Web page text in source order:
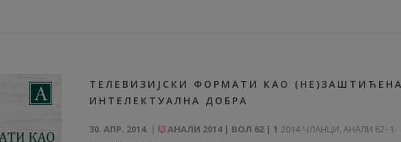
ТЕЛЕВИЗИЈСКИ ФОРМАТИ КАО
ИНТЕЛЕКТУАЛНА ДОБРА
30. АПР. 2014. АНАЛИ 2014 | ВОЛ 62 | 1 2014-ЧЛАНЦИ, АНАЛИ 62–1-